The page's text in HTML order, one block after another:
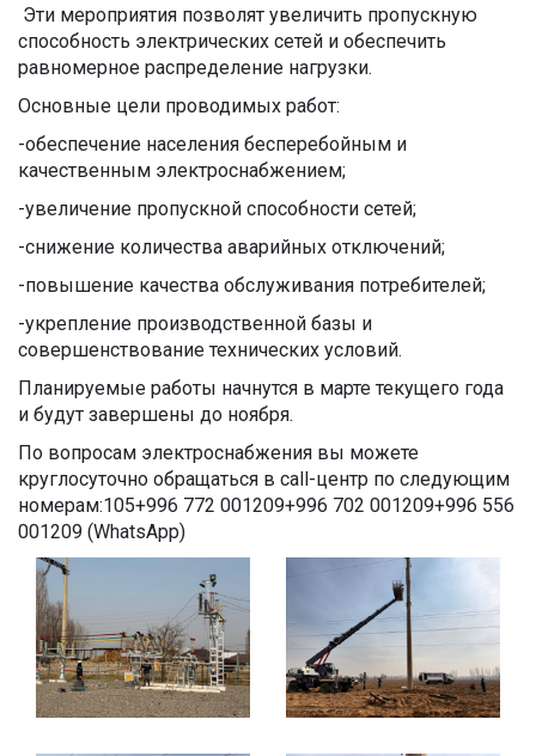
Эти мероприятия позволят увеличить пропускную
способность электрических сетей и обеспечить
равномерное распределение нагрузки.
Основные цели проводимых работ:
-обеспечение населения бесперебойным и
качественным электроснабжением;
-увеличение пропускной способности сетей;
-снижение количества аварийных отключений;
-повышение качества обслуживания потребителей;
-укрепление производственной базы и
совершенствование технических условий.
Планируемые работы начнутся в марте текущего года
и будут завершены до ноября.
По вопросам электроснабжения вы можете
круглосуточно обращаться в call-центр по следующим
номерам:105+996 772 001209+996 702 001209+996 556
001209 (WhatsApp)